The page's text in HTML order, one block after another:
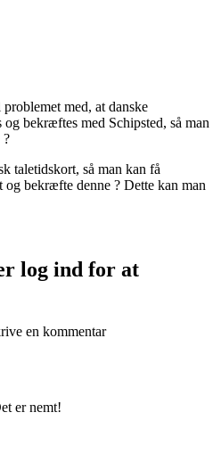
med, at danske
bekræftes med Schipsted, så man
?
taletidskort, så man kan få
og bekræfte denne ? Dette kan man
log ind for at
en kommentar
er nemt!